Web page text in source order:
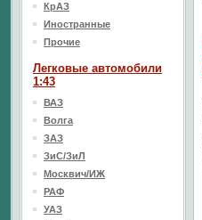
КрАЗ
Иностранные
Прочие
Легковые автомобили
1:43
ВАЗ
Волга
ЗАЗ
ЗиС/ЗиЛ
Москвич/ИЖ
РАФ
УАЗ